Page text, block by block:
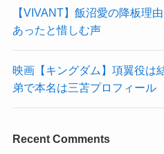
【VIVANT】飯沼愛の降板理
あったと惜しむ声
映画【キングダム】項翼役は
弟で本名は三苫プロフィール
Recent Comments